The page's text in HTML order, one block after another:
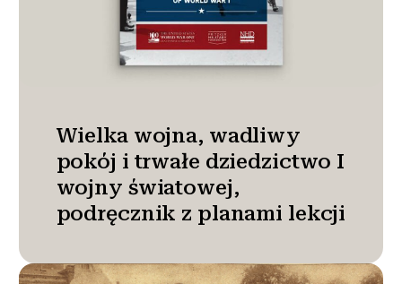
Wielka wojna, wadliwy
pokój i trwałe dziedzictwo I
wojny światowej,
podręcznik z planami lekcji